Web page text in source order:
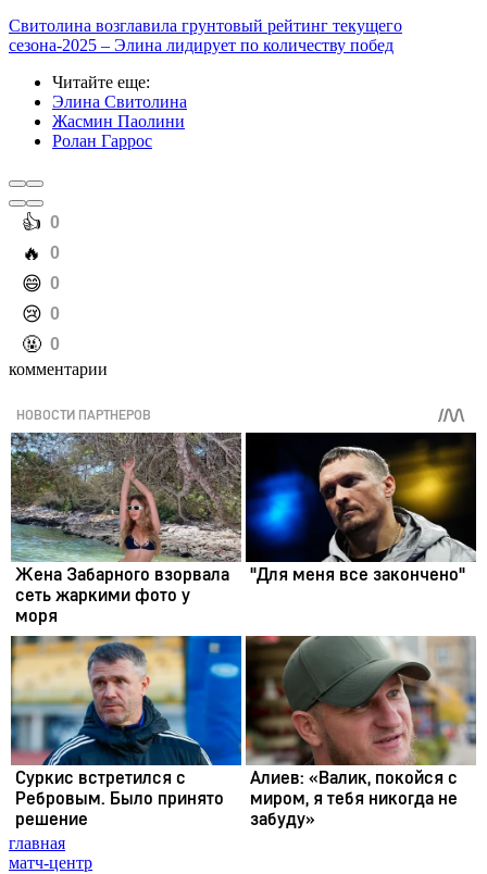
Свитолина возглавила грунтовый рейтинг текущего
сезона-2025 – Элина лидирует по количеству побед
Читайте еще:
Элина Свитолина
Жасмин Паолини
Ролан Гаррос
️👍 0
️🔥 0
️😄 0
️😢 0
️🤬 0
комментарии
главная
матч-центр